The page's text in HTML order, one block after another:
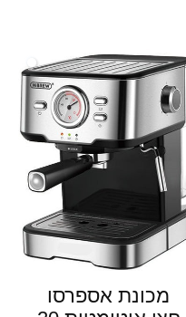
מכונת אספרסו